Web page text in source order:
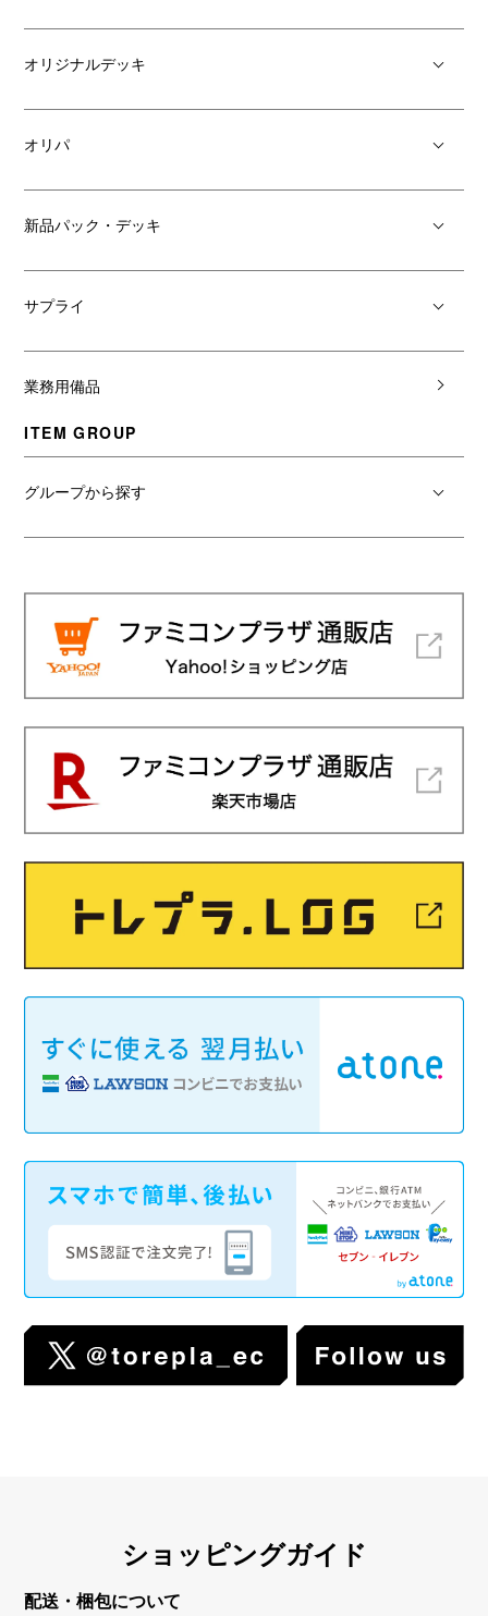
オリジナルデッキ
オリパ
新品パック・デッキ
サプライ
業務用備品
ITEM GROUP
グループから探す
ショッピングガイド
配送・梱包について